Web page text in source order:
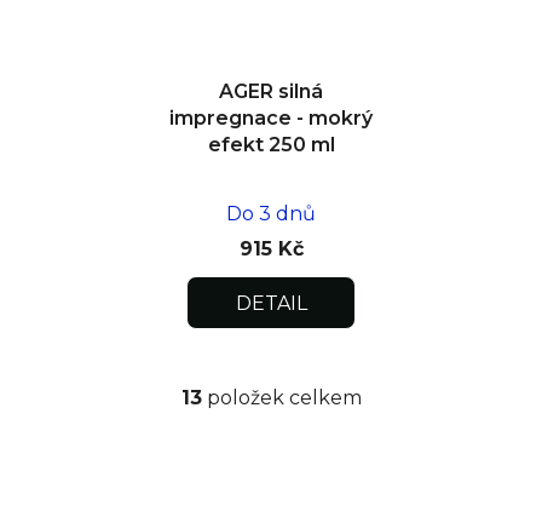
AGER silná
impregnace - mokrý
efekt 250 ml
Do 3 dnů
915 Kč
DETAIL
O
13položek celkem